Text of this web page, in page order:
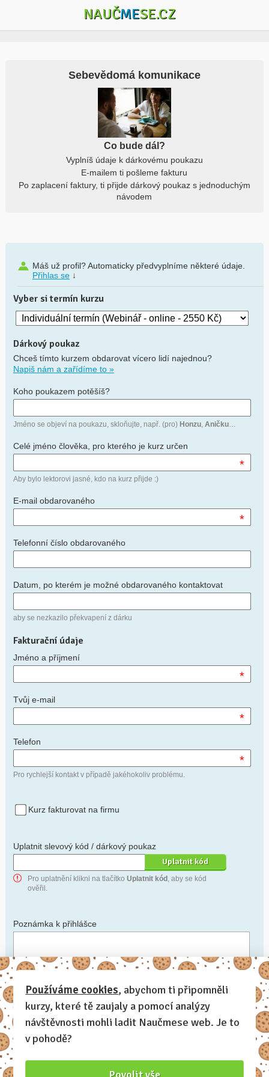
NAUČMESE.CZ
Sebevědomá komunikace
Co bude dál?
Vyplníš údaje k dárkovému poukazu
E-mailem ti pošleme fakturu
Po zaplacení faktury, ti přijde dárkový poukaz s jednoduchým
návodem
Máš už profil? Automaticky předvyplníme některé údaje.
Přihlas se↓
Vyber si termín kurzu
Dárkový poukaz
Chceš tímto kurzem obdarovat vícero lidí najednou?
Napiš nám a zařídíme to »
Koho poukazem potěšíš?
Jméno se objeví na poukazu, skloňujte, např. (pro) Honzu, Aničku…
Celé jméno člověka, pro kterého je kurz určen
*
Aby bylo lektorovi jasné, kdo na kurz přijde :)
E-mail obdarovaného
*
Telefonní číslo obdarovaného
Datum, po kterém je možné obdarovaného kontaktovat
aby se nezkazilo překvapení z dárku
Fakturační údaje
Jméno a příjmení
*
Tvůj e-mail
*
Telefon
*
Pro rychlejší kontakt v případě jakéhokoliv problému.
Kurz fakturovat na firmu
Uplatnit slevový kód / dárkový poukaz
Pro uplatnění klikni na tlačítko Uplatnit kód , aby se kód
ověřil.
Poznámka k přihlášce
Chceš-li se na cokoli zeptat, nebo ke své přihlášce poznamenat.
Anonymní profil – odesláním přihlášky se automaticky
vytvoří tvůj profil na Naučmese. Zatrhni tuto volbu a profil
bude skrytý.
Chci dostávat Naučmese newsletter
Používáme cookies, abychom ti připomněli
kurzy, které tě zaujaly a pomocí analýzy
návštěvnosti mohli ladit Naučmese web. Je to
v pohodě?